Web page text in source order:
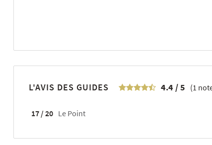
L'AVIS DES GUIDES 4.4 /5 (1
17 / 20 Le Point